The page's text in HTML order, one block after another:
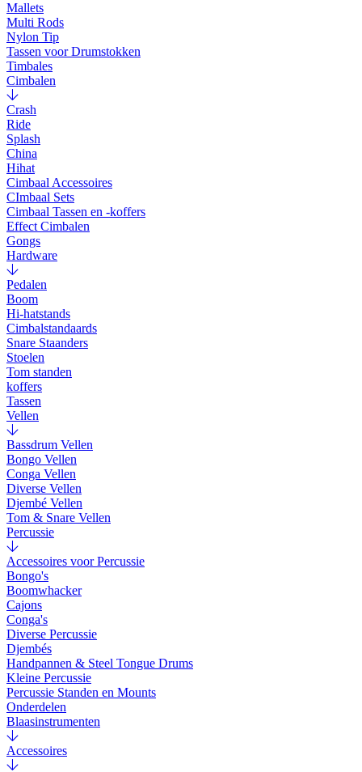
Mallets
Multi Rods
Nylon Tip
Tassen voor Drumstokken
Timbales
Cimbalen
Crash
Ride
Splash
China
Hihat
Cimbaal Accessoires
CImbaal Sets
Cimbaal Tassen en -koffers
Effect Cimbalen
Gongs
Hardware
Pedalen
Boom
Hi-hatstands
Cimbalstandaards
Snare Staanders
Stoelen
Tom standen
koffers
Tassen
Vellen
Bassdrum Vellen
Bongo Vellen
Conga Vellen
Diverse Vellen
Djembé Vellen
Tom & Snare Vellen
Percussie
Accessoires voor Percussie
Bongo's
Boomwhacker
Cajons
Conga's
Diverse Percussie
Djembés
Handpannen & Steel Tongue Drums
Kleine Percussie
Percussie Standen en Mounts
Onderdelen
Blaasinstrumenten
Accessoires